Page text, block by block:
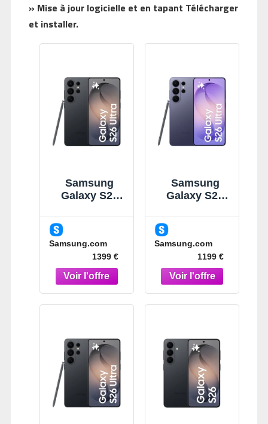
» Mise à jour logicielle et en tapant Télécharger
et installer.
Samsung
Galaxy S26
Smartphone
Noir
Samsung.com
1399 €
Samsung
Galaxy S26
Smartphone
IA Violet
Samsung.com
1199 €